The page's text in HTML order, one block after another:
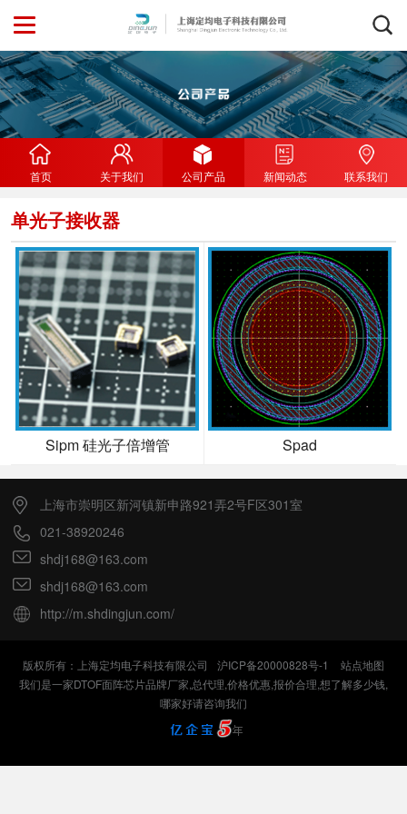
首页 关于我们 公司产品 新闻动态 联系我们
单光子接收器
Sipm 硅光子倍增管 Spad
上海市崇明区新河镇新申路921弄2号F区301室
021-38920246
shdj168@163.com
shdj168@163.com
http://m.shdingjun.com/
版权所有：上海定均电子科技有限公司 沪ICP备20000828号-1
站点地图
我们是一家DTOF面阵芯片品牌厂家,总代理,价格优惠,报价合理,想了解多少钱,
哪家好请咨询我们